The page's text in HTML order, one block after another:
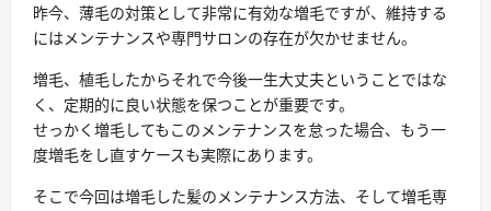
昨今、薄毛の対策として非常に有効な増毛ですが、維持する
にはメンテナンスや専門サロンの存在が欠かせません。
増毛、植毛したからそれで今後一生大丈夫ということではな
く、定期的に良い状態を保つことが重要です。
せっかく増毛してもこのメンテナンスを怠った場合、もう一
度増毛をし直すケースも実際にあります。
そこで今回は増毛した髪のメンテナンス方法、そして増毛専